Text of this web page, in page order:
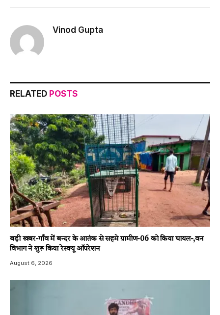
Vinod Gupta
RELATED POSTS
बड़ी खबर-गाँव में बन्दर के आतंक से सहमे ग्रामीण-06 को किया घायल-,वन
विभाग ने शुरू किया रेस्क्यू ऑपरेशन
August 6, 2026